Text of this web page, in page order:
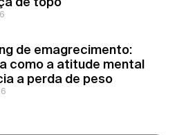
de emagrecimento:
como a atitude mental
a perda de peso